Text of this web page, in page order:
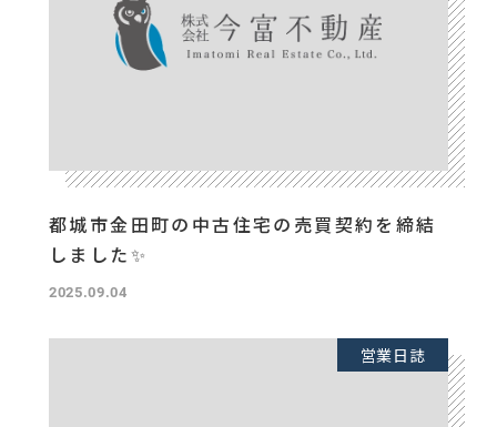
都城市金田町の中古住宅の売買契約を締結
しました✨
2025.09.04
営業日誌